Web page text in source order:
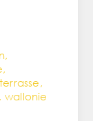
,
,
,
, wallonie